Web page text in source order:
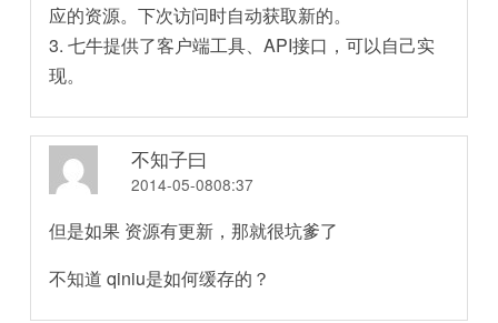
应的资源。下次访问时自动获取新的。
3. 七牛提供了客户端工具、API接口，可以自己实
现。
不知子曰
2014-05-0808:37
但是如果 资源有更新，那就很坑爹了
不知道 qiniu是如何缓存的？